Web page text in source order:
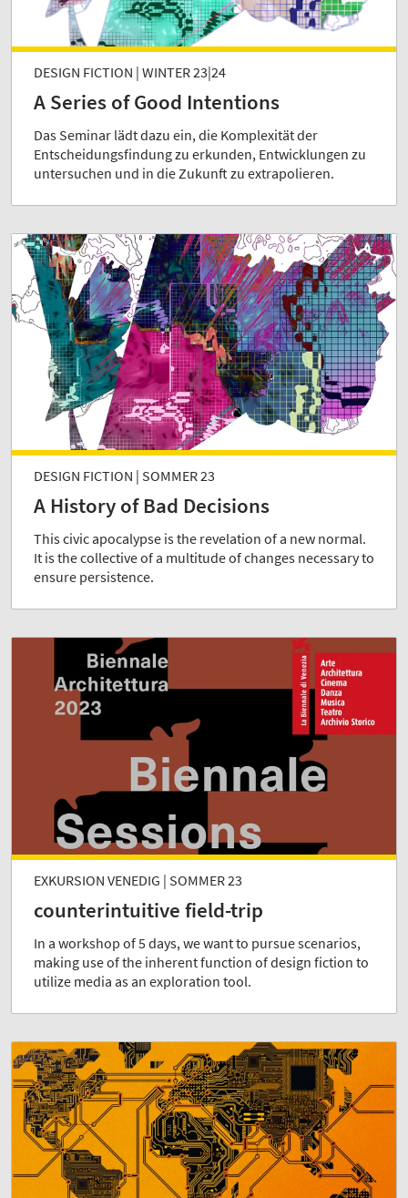
DESIGN FICTION | WINTER 23|24
A Series of Good Intentions
Das Seminar lädt dazu ein, die Komplexität der
Entscheidungsfindung zu erkunden, Entwicklungen zu
untersuchen und in die Zukunft zu extrapolieren.
DESIGN FICTION | SOMMER 23
A History of Bad Decisions
This civic apocalypse is the revelation of a new normal.
It is the collective of a multitude of changes necessary to
ensure persistence.
EXKURSION VENEDIG | SOMMER 23
counterintuitive field-trip
In a workshop of 5 days, we want to pursue scenarios,
making use of the inherent function of design fiction to
utilize media as an exploration tool.